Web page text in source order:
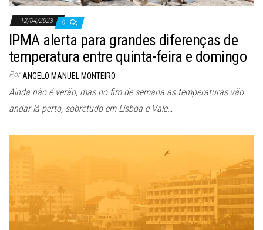
12/04/2023 0
IPMA alerta para grandes diferenças de
temperatura entre quinta-feira e domingo
Por ANGELO MANUEL MONTEIRO
Ainda não é verão, mas no fim de semana as temperaturas vão
andar lá perto, sobretudo em Lisboa e Vale…